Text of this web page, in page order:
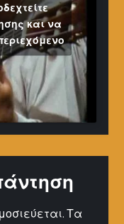
και να
Τα